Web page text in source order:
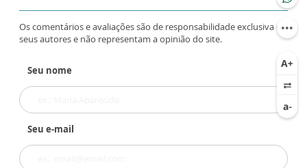
Os comentários e avaliações são de responsabilidade exclusiva de
seus autores e não representam a opinião do site.
Seu nome
Seu e-mail